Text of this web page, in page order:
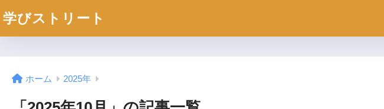
学びストリート
ホーム 2025年